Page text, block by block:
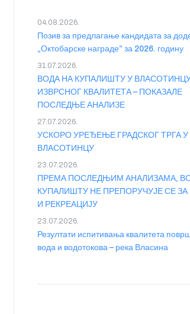
Позив за предлагање кандидата за
„Октобарске награде” за 2026. годину
04.08.2026.
ВОДА НА КУПАЛИШТУ У
ИЗВРСНОГ КВАЛИТЕТА – ПОКАЗАЛЕ
ПОСЛЕДЊЕ АНАЛИЗЕ
31.07.2026.
УСКОРО УРЕЂЕЊЕ ГРАДСКОГ ТРГА У
ВЛАСОТИНЦУ
27.07.2026.
ПРЕМА ПОСЛЕДЊИМ АНАЛИЗАМА,
КУПАЛИШТУ НЕ ПРЕПОРУЧУЈЕ СЕ
И РЕКРЕАЦИЈУ
23.07.2026.
Резултати испитивања квалитета
вода и водотокова – река Власина
23.07.2026.